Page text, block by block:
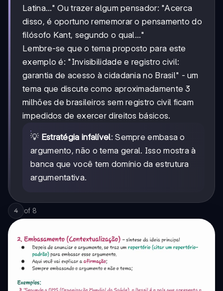
Latina..." Ou trazer algum pensador: "Acerca
disso, é oportuno rememorar o pensamento do
filósofo Kant, segundo o qual..."
Lembre-se que o tema proposto para este
exemplo é: "Invisibilidade e registro civil:
garantia de acesso à cidadania no Brasil" - um
tema que discute como aproximadamente 3
milhões de brasileiros sem registro civil ficam
impedidos de exercer direitos básicos.
💡 Estratégia infalível: Sempre embasa o
argumento, não o tema geral. Isso mostra à
banca que você tem domínio da estrutura
argumentativa.
4 of 8